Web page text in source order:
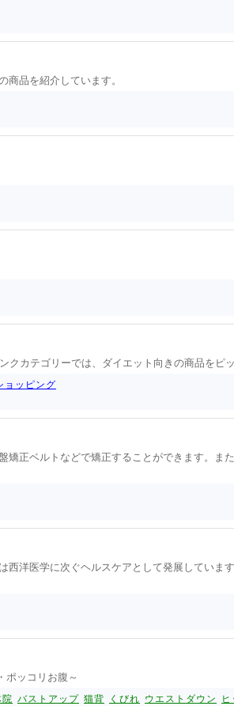
品を紹介しています。
カテゴリーでは、ダイエット向きの商品をピッ
ョッピング
正ベルトなどで矯正することができます。ま
洋医学に次ぐヘルスケアとして発展していま
ポッコリお腹～
院 バストアップ 猫背 くびれ ウエストダウン